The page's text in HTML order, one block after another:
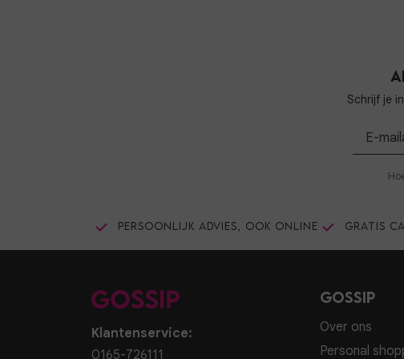
Schrijf je
Persoonlijk advies, ook online Gratis
Klantenservice:
0165-726111
Gossip
Over ons
Personal